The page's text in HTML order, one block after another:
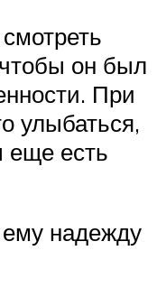
он был
При
улыбаться,
еще есть
надежду